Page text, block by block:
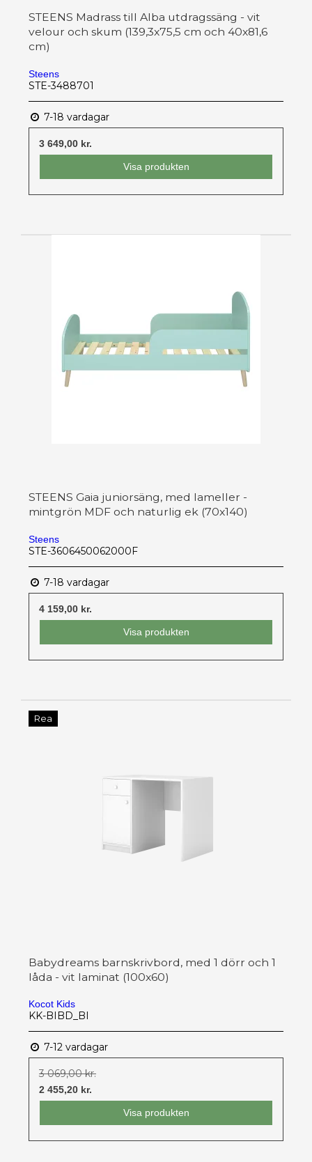
STEENS Madrass till Alba utdragssäng - vit
velour och skum (139,3x75,5 cm och 40x81,6
cm)
Steens
STE-3488701
7-18 vardagar
3 649,00 kr.
Visa produkten
STEENS Gaia juniorsäng, med lameller -
mintgrön MDF och naturlig ek (70x140)
Steens
STE-3606450062000F
7-18 vardagar
4 159,00 kr.
Visa produkten
Rea
Babydreams barnskrivbord, med 1 dörr och 1
låda - vit laminat (100x60)
Kocot Kids
KK-BIBD_BI
7-12 vardagar
3 069,00 kr.
2 455,20 kr.
Visa produkten